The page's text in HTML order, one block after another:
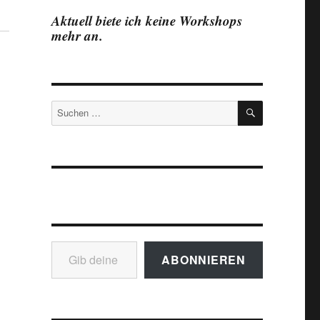
Aktuell biete ich keine Workshops
mehr an.
Suchen
nach:
SUCHEN
Gib deine E-Mail-Adresse ein ...
ABONNIEREN